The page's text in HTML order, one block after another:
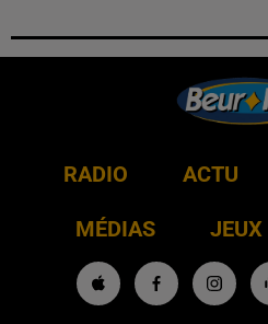
RADIO ACTU
MÉDIAS JEUX